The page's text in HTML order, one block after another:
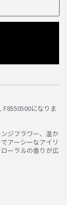
F8550500になりま
ジフラワー、温か
アーシーなアイリ
ーラルの香りが広